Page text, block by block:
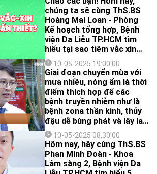
thống nhất Đất nước
(30/4/1975-30/4/2025) vừa
qua đã gặp một số các vấn
đề về da.
chúng ta sẽ cùng ThS.BS
Hoàng Mai Loan - Phòng
Kế hoạch tổng hợp, Bệnh
viện Da Liễu TP.HCM tìm
hiểu tại sao tiêm vắc xin
thủy đậu lại vô cùng quan
trọng cho sức khỏe của
bạn và gia đình nhé!
10-05-2025 19:00:00
Giai đoạn chuyển mùa với
mưa nhiều, nóng ẩm là thời
điểm thích hợp để các
bệnh truyền nhiễm như là
bệnh zona thần kinh, thủy
đậu dễ bùng phát và lây lan.
Người dân cần có các biện
pháp chủ động phòng ngừa
cũng như điều trị đúng, kịp
thời nếu mắc bệnh.
10-05-2025 08:30:00
Hôm nay, hãy cùng ThS.BS
Phan Minh Đoàn - Khoa
Lâm sàng 2, Bệnh viện Da